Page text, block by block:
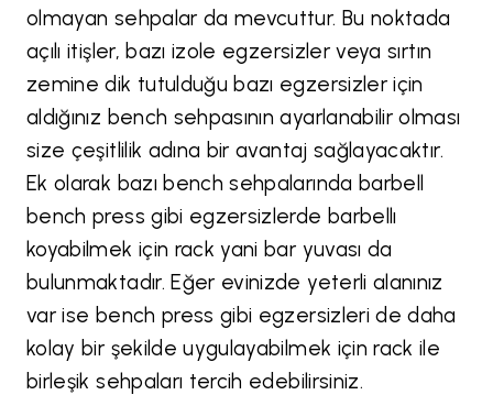
olmayan sehpalar da mevcuttur. Bu noktada
açılı itişler, bazı izole egzersizler veya sırtın
zemine dik tutulduğu bazı egzersizler için
aldığınız bench sehpasının ayarlanabilir olması
size çeşitlilik adına bir avantaj sağlayacaktır.
Ek olarak bazı bench sehpalarında barbell
bench press gibi egzersizlerde barbellı
koyabilmek için rack yani bar yuvası da
bulunmaktadır. Eğer evinizde yeterli alanınız
var ise bench press gibi egzersizleri de daha
kolay bir şekilde uygulayabilmek için rack ile
birleşik sehpaları tercih edebilirsiniz.